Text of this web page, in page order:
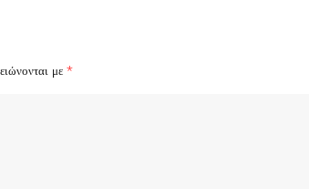
με *